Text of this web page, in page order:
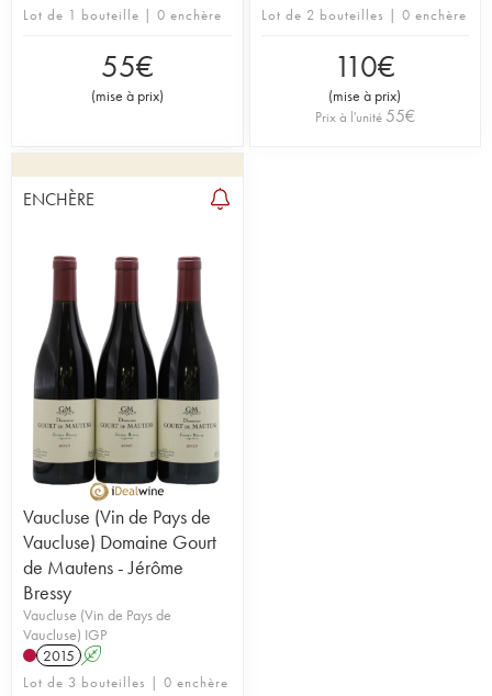
Lot de 1 bouteille | 0 enchère
55€
(mise à prix)
Lot de 2 bouteilles | 0 enchère
110€
(mise à prix)
Prix à l'unité 55€
ENCHÈRE
Vaucluse (Vin de Pays de
Vaucluse) Domaine Gourt
de Mautens - Jérôme
Bressy
Vaucluse (Vin de Pays de
Vaucluse) IGP
2015 A
Lot de 3 bouteilles | 0 enchère